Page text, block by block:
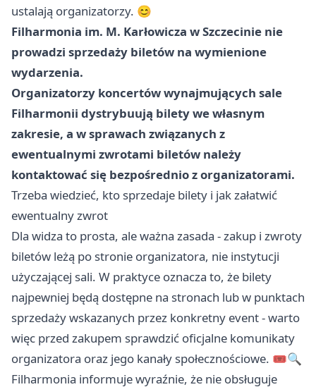
ustalają organizatorzy. 😊
Filharmonia im. M. Karłowicza w Szczecinie nie
prowadzi sprzedaży biletów na wymienione
wydarzenia.
Organizatorzy koncertów wynajmujących sale
Filharmonii dystrybuują bilety we własnym
zakresie, a w sprawach związanych z
ewentualnymi zwrotami biletów należy
kontaktować się bezpośrednio z organizatorami.
Trzeba wiedzieć, kto sprzedaje bilety i jak załatwić
ewentualny zwrot
Dla widza to prosta, ale ważna zasada - zakup i zwroty
biletów leżą po stronie organizatora, nie instytucji
użyczającej sali. W praktyce oznacza to, że bilety
najpewniej będą dostępne na stronach lub w punktach
sprzedaży wskazanych przez konkretny event - warto
więc przed zakupem sprawdzić oficjalne komunikaty
organizatora oraz jego kanały społecznościowe. 🎟️🔍
Filharmonia informuje wyraźnie, że nie obsługuje